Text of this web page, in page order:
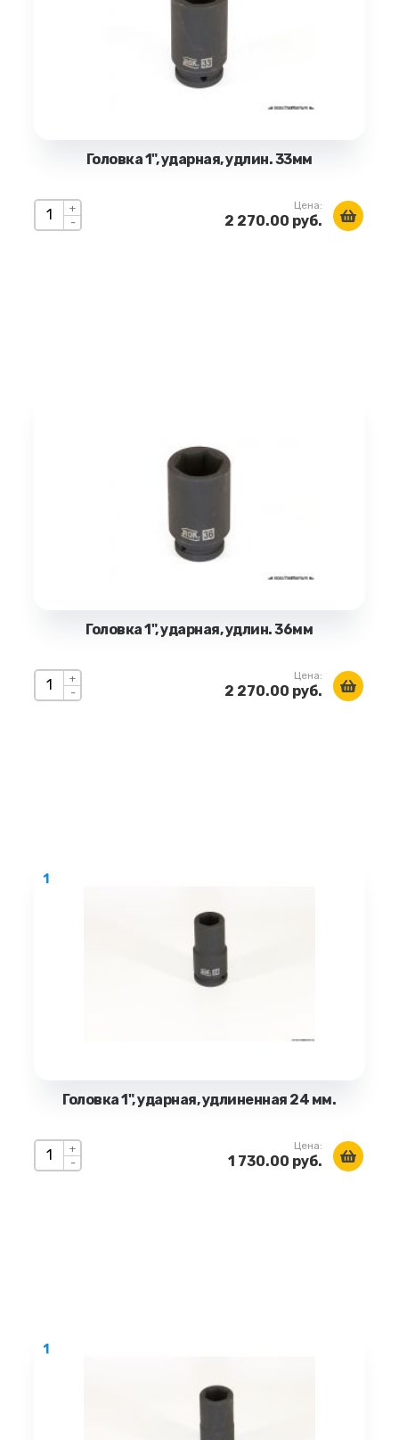
Головка 1", ударная, удлин. 33мм
+
-
Цена:
2 270.00 руб.
Головка 1", ударная, удлин. 36мм
+
-
Цена:
2 270.00 руб.
1
Головка 1", ударная, удлиненная 24 мм.
+
-
Цена:
1 730.00 руб.
1